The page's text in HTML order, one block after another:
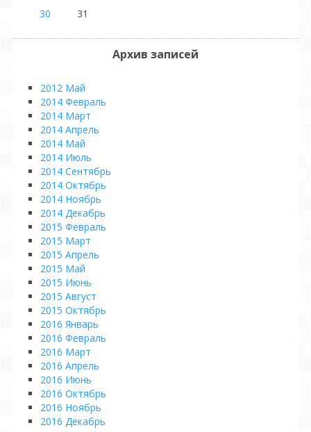
30
31
Архив записей
2012 Май
2014 Февраль
2014 Март
2014 Апрель
2014 Май
2014 Июль
2014 Сентябрь
2014 Октябрь
2014 Ноябрь
2014 Декабрь
2015 Февраль
2015 Март
2015 Апрель
2015 Май
2015 Июнь
2015 Август
2015 Октябрь
2016 Январь
2016 Февраль
2016 Март
2016 Апрель
2016 Июнь
2016 Октябрь
2016 Ноябрь
2016 Декабрь